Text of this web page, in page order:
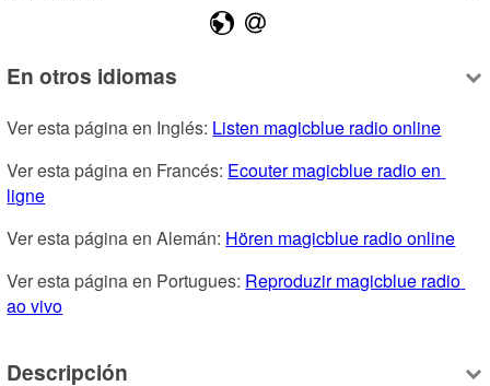
En otros idiomas
Ver esta página en Inglés: Listen magicblue radio online
Ver esta página en Francés: Ecouter magicblue radio en
ligne
Ver esta página en Alemán: Hören magicblue radio online
Ver esta página en Portugues: Reproduzir magicblue radio
ao vivo
Descripción